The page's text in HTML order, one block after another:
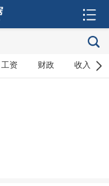
工资 财政 收入